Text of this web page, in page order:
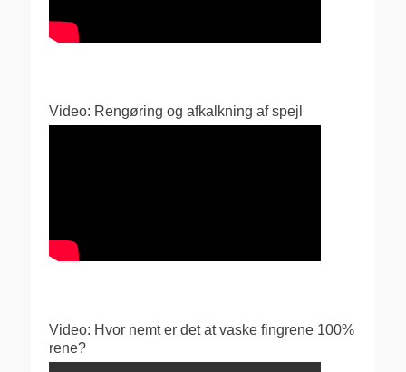
Video: Rengøring og afkalkning af spejl
Video: Hvor nemt er det at vaske fingrene 100%
rene?